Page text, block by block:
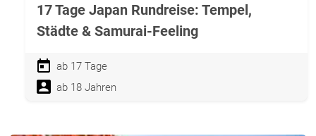
17 Tage Japan Rundreise: Tempel,
Städte & Samurai-Feeling
ab 17 Tage
ab 18 Jahren